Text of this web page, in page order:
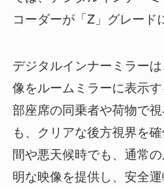
コーダーが「Z」グレード
デジタルインナーミラー
像をルームミラーに表示
部座席の同乗者や荷物で
も、クリアな後方視界を
間や悪天候時でも、通常
明な映像を提供し、安全運